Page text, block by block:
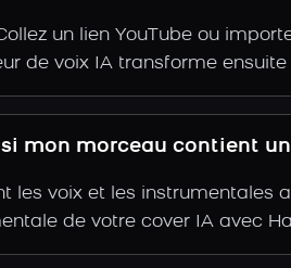
un lien YouTube ou
de voix IA transforme
mon morceau contient
les voix et les instrumentales
de votre cover IA avec